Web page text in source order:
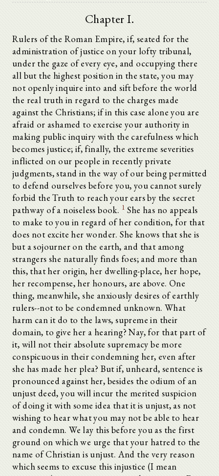
Chapter I.
Rulers of the Roman Empire, if, seated for the
administration of justice on your lofty tribunal,
under the gaze of every eye, and occupying there
all but the highest position in the state, you may
not openly inquire into and sift before the world
the real truth in regard to the charges made
against the Christians; if in this case alone you are
afraid or ashamed to exercise your authority in
making public inquiry with the carefulness which
becomes justice; if, finally, the extreme severities
inflicted on our people in recently private
judgments, stand in the way of our being permitted
to defend ourselves before you, you cannot surely
forbid the Truth to reach your ears by the secret
pathway of a noiseless book. 1 She has no appeals
to make to you in regard of her condition, for that
does not excite her wonder. She knows that she is
but a sojourner on the earth, and that among
strangers she naturally finds foes; and more than
this, that her origin, her dwelling-place, her hope,
her recompense, her honours, are above. One
thing, meanwhile, she anxiously desires of earthly
rulers--not to be condemned unknown. What
harm can it do to the laws, supreme in their
domain, to give her a hearing? Nay, for that part of
it, will not their absolute supremacy be more
conspicuous in their condemning her, even after
she has made her plea? But if, unheard, sentence is
pronounced against her, besides the odium of an
unjust deed, you will incur the merited suspicion
of doing it with some idea that it is unjust, as not
wishing to hear what you may not be able to hear
and condemn. We lay this before you as the first
ground on which we urge that your hatred to the
name of Christian is unjust. And the very reason
which seems to excuse this injustice (I mean